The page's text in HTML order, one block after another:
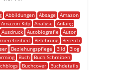
Abbildungen Absage
Amazon
Amazon Kdp Analyse
Anfang
Ausdruck Autobiografie
Autor
Belehrung
Bereich
Beziehungspflege Bild
Blog
Buch
Buch Schreiben
Buchcover
Buchdetails